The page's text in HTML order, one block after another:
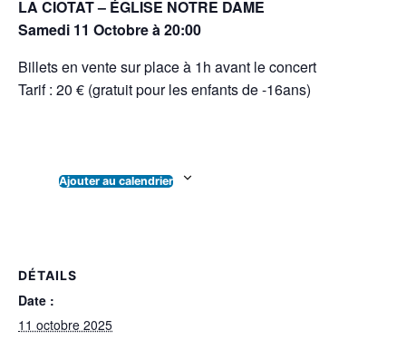
LA CIOTAT – ÉGLISE NOTRE DAME
Samedi 11 Octobre à 20:00
Billets en vente sur place à 1h avant le concert
Tarif : 20 € (gratuit pour les enfants de -16ans)
Ajouter au calendrier
DÉTAILS
Date :
11 octobre 2025